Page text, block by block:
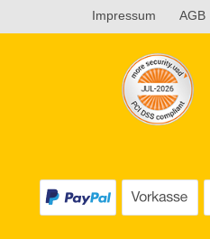
Impressum AGB